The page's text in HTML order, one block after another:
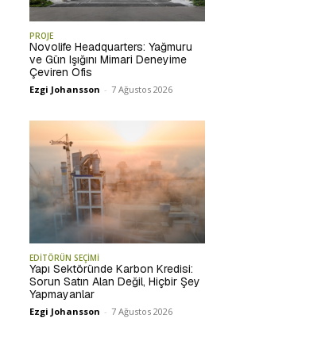
PROJE
Novolife Headquarters: Yağmuru
ve Gün Işığını Mimari Deneyime
Çeviren Ofis
Ezgi Johansson - 7 Ağustos 2026
EDİTÖRÜN SEÇİMİ
Yapı Sektöründe Karbon Kredisi:
Sorun Satın Alan Değil, Hiçbir Şey
Yapmayanlar
Ezgi Johansson - 7 Ağustos 2026